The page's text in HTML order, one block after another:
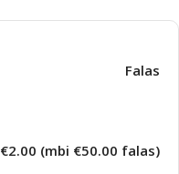
Falas
€2.00 (mbi €50.00 falas)